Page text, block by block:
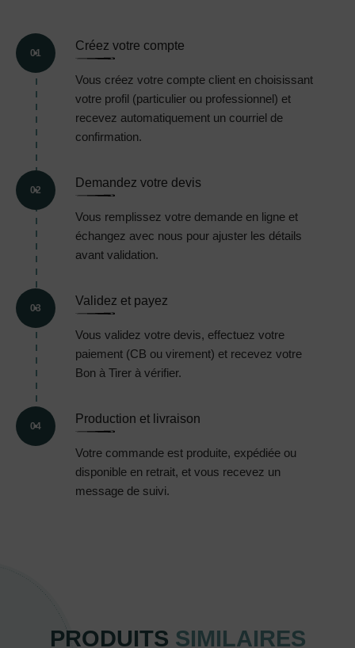
01
Créez votre compte
Vous créez votre compte client en choisissant
votre profil (particulier ou professionnel) et
recevez automatiquement un courriel de
confirmation.
02
Demandez votre devis
Vous remplissez votre demande en ligne et
échangez avec nous pour ajuster les détails
avant validation.
03
Validez et payez
Vous validez votre devis, effectuez votre
paiement (CB ou virement) et recevez votre
Bon à Tirer à vérifier.
04
Production et livraison
Votre commande est produite, expédiée ou
disponible en retrait, et vous recevez un
message de suivi.
PRODUITS SIMILAIRES